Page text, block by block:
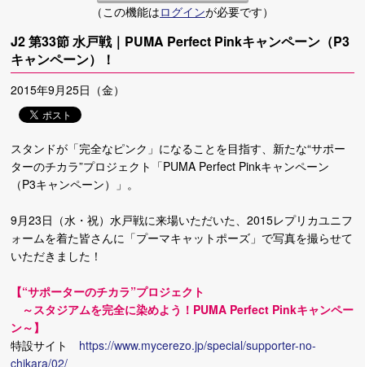
（この機能はログインが必要です）
J2 第33節 水戸戦｜PUMA Perfect Pinkキャンペーン（P3
キャンペーン）！
2015年9月25日（金）
スタンドが「完全なピンク」になることを目指す、新たな“サポー
ターのチカラ”プロジェクト「PUMA Perfect Pinkキャンペーン
（P3キャンペーン）」。
9月23日（水・祝）水戸戦に来場いただいた、2015レプリカユニフ
ォームを着た皆さんに「プーマキャットポーズ」で写真を撮らせて
いただきました！
【“サポーターのチカラ”プロジェクト
～スタジアムを完全に染めよう！PUMA Perfect Pinkキャンペー
ン～】
特設サイト https://www.mycerezo.jp/special/supporter-no-
chikara/02/